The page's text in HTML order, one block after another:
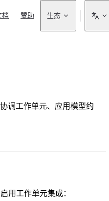
Navigation
档 赞助 生态
调工作单元、应用模型约
用工作单元集成：